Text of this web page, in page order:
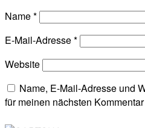
Name*
E-Mail-Adresse*
Website
Name, E-Mail-Adresse und
für meinen nächsten